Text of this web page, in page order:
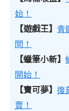
始！
【遊戲王】 青
間！
【蠟筆小新】
開始！
【寶可夢】 復
賣！